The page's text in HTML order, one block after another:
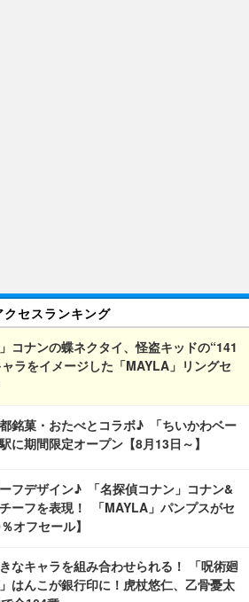
クセスランキング
コナンの蝶ネクタイ、怪盗キッドの“141
ラをイメージした「MAYLA」リングセ
都銘菓・おたべとコラボ♪ 「ちいかわベー
に期間限定オープン【8月13日～】
フデザイン♪ 「名探偵コナン」コナン&
ーフを表現！ 「MAYLA」パンプスがセ
オフセール】
なキャラを組み合わせられる！ 「呪術廻
はんこが銀行印に！虎杖悠仁、乙骨憂太